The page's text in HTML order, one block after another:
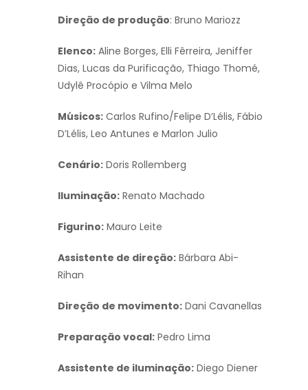
Direção de produção: Bruno Mariozz
Elenco: Aline Borges, Elli Fêrreira, Jeniffer
Dias, Lucas da Purificação, Thiago Thomé,
Udylê Procópio e Vilma Melo
Músicos: Carlos Rufino/Felipe D’Lélis, Fábio
D’Lélis, Leo Antunes e Marlon Julio
Cenário: Doris Rollemberg
Iluminação: Renato Machado
Figurino: Mauro Leite
Assistente de direção: Bárbara Abi-
Rihan
Direção de movimento: Dani Cavanellas
Preparação vocal: Pedro Lima
Assistente de iluminação: Diego Diener